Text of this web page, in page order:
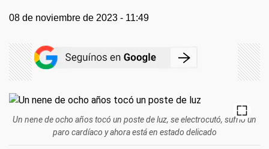
08 de noviembre de 2023 - 11:49
Un nene de ocho años tocó un poste de luz, se electrocutó, sufrió un
paro cardíaco y ahora está en estado delicado